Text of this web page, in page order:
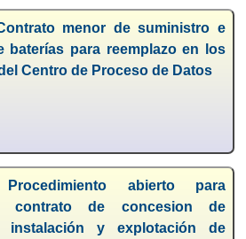
menor de suministro e
baterías para reemplazo en los
Centro de Proceso de Datos
Procedimiento abierto para
contrato de concesion de
instalación y explotación de